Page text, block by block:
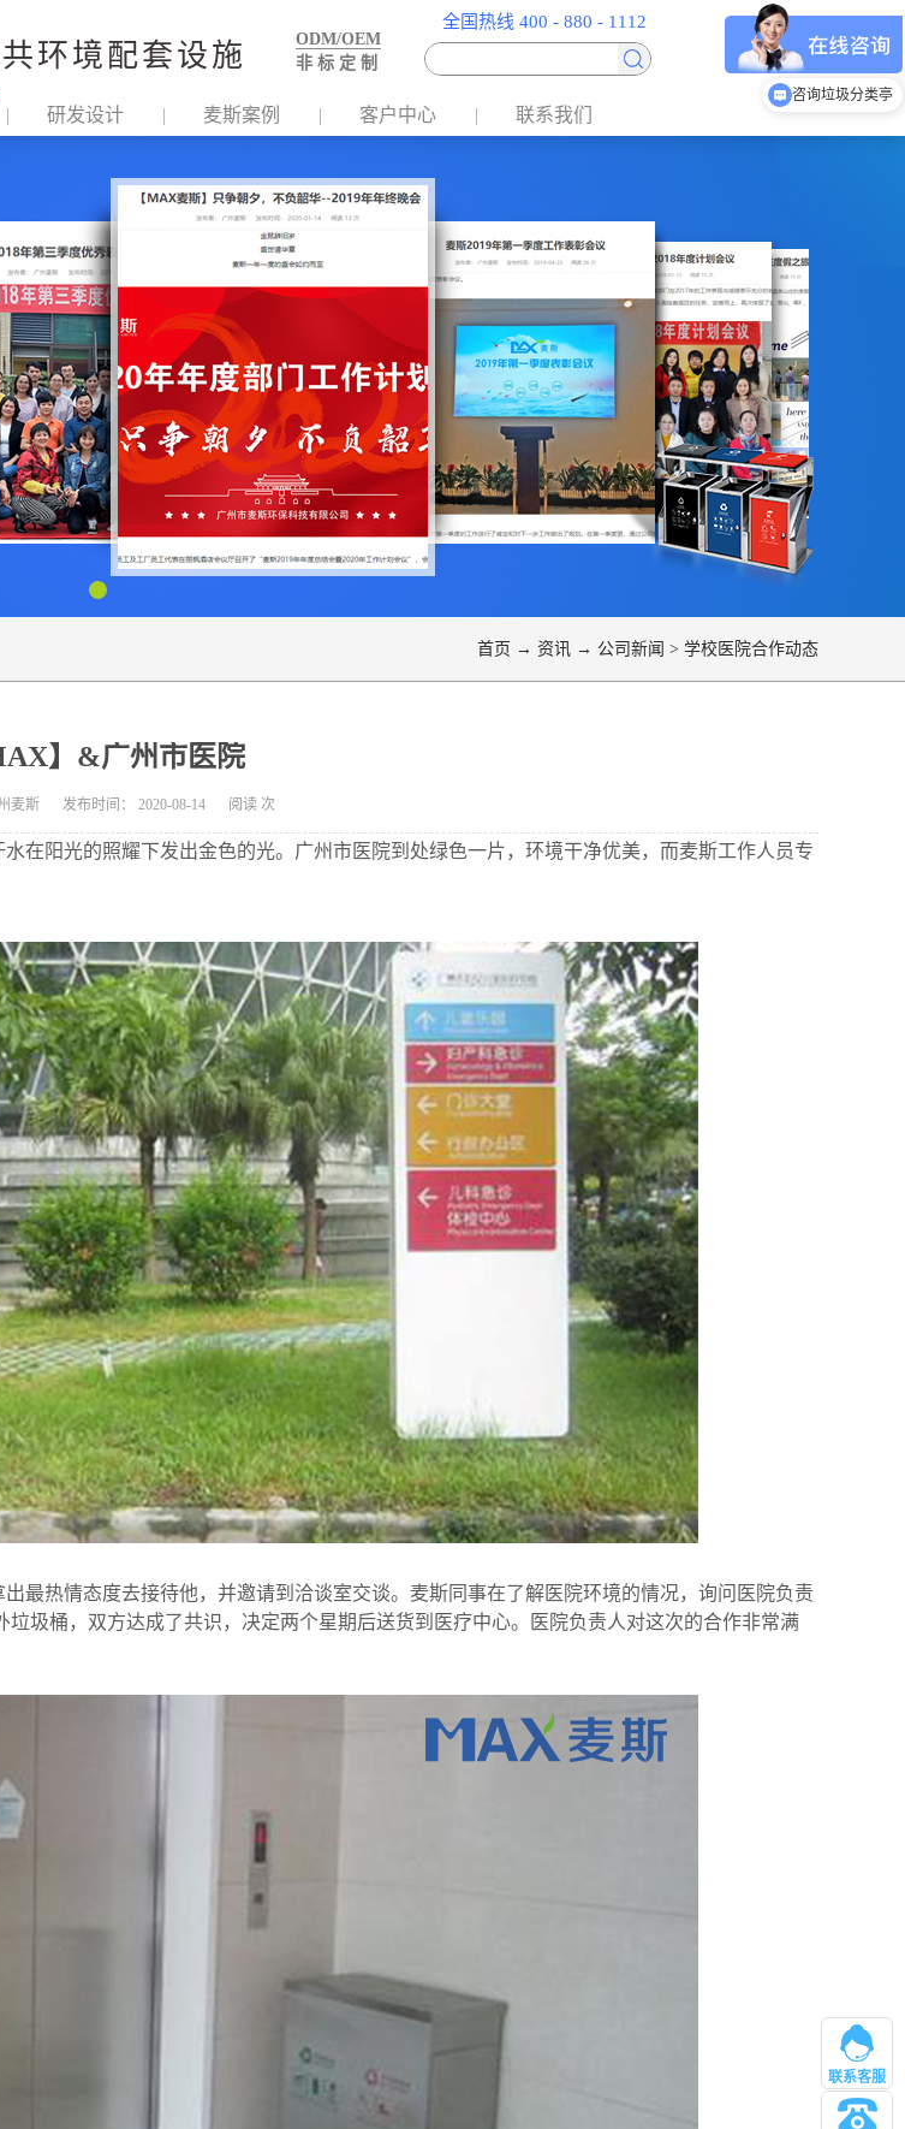
环境配套设施
ODM/OEM
非 标 定 制
全国热线 400 - 880 - 1112
研发设计 麦斯案例 客户中心 联系我们
首页 → 资讯 → 公司新闻 > 学校医院合作动态
】&广州市医院
麦斯 发布时间： 2020-08-14 阅读 次
在阳光的照耀下发出金色的光。广州市医院到处绿色一片，环境干净优美，而麦斯工作人员专
最热情态度去接待他，并邀请到洽谈室交谈。麦斯同事在了解医院环境的情况，询问医院负责
圾桶，双方达成了共识，决定两个星期后送货到医疗中心。
医院负责人对这次的合作非常满
联系客服
咨询垃圾桶/果皮箱